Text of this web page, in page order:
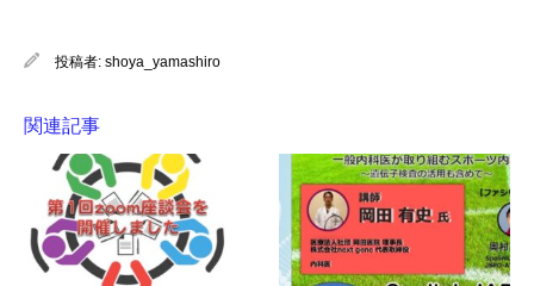
投稿者: shoya_yamashiro
関連記事